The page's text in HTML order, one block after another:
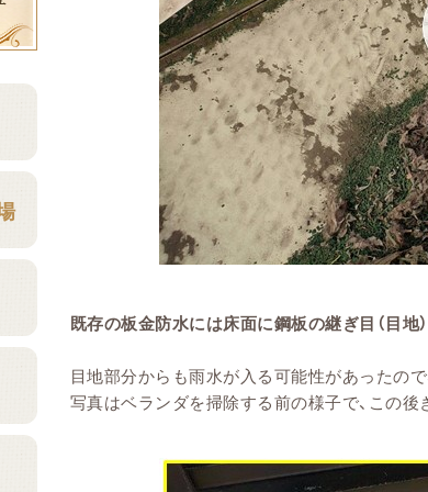
既存の板金防水には床面に鋼板の継ぎ目（目地
目地部分からも雨水が入る可能性があったの
写真はベランダを掃除する前の様子で、この